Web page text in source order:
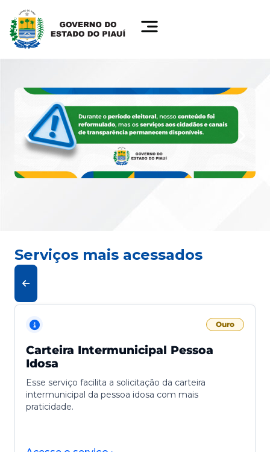
Serviços mais acessados
Ouro
Carteira Intermunicipal Pessoa
Idosa
Esse serviço facilita a solicitação da carteira
intermunicipal da pessoa idosa com mais
praticidade.